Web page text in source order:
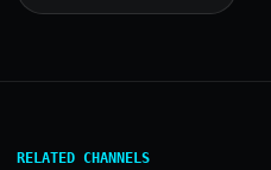
RELATED CHANNELS